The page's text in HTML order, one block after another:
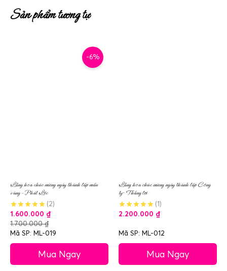
Sản phẩm tương tự
-6%
Lẵng hoa chúc mừng ngày thành lập mầu
vàng – Phát Lộc
(2)
1.600.000 ₫
1.700.000₫
Mã SP: ML-019
Mua Ngay
Lẵng hoa chúc mừng ngày thành lập Công
ty- Thắng lợi
(1)
2.200.000 ₫
Mã SP: ML-012
Mua Ngay